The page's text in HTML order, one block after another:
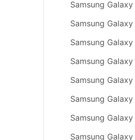
Samsung
Samsung
Samsung
Samsung
Samsung
Samsung Galaxy
Samsung
Samsung